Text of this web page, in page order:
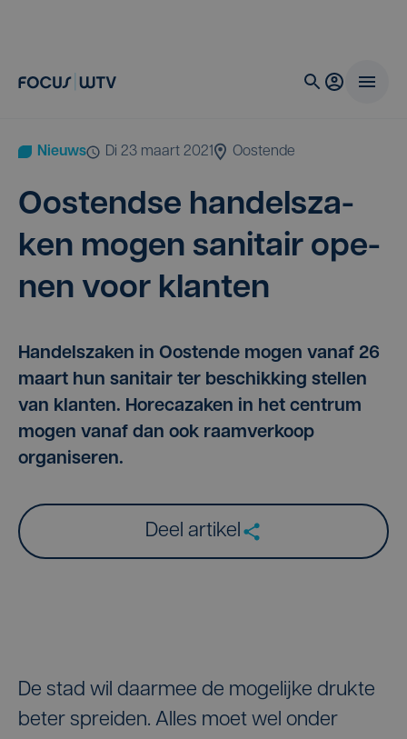
Nieuws di 23 maart 2021 Oostende
Oos­tend­se han­dels­za­
ken mogen sani­tair ope­
nen voor klanten
Handelszaken in Oostende mogen vanaf 26
maart hun sanitair ter beschikking stellen
van klanten. Horecazaken in het centrum
mogen vanaf dan ook raamverkoop
organiseren.
Deel artikel
De stad wil daarmee de mogelijke drukte
beter spreiden. Alles moet wel onder